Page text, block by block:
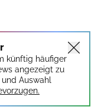
künftig häufiger
angezeigt zu
Auswahl